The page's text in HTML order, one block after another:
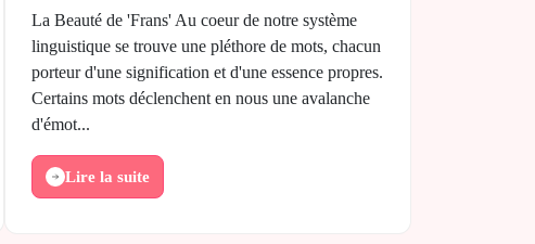
La Beauté de 'Frans' Au coeur de notre système
linguistique se trouve une pléthore de mots, chacun
porteur d'une signification et d'une essence propres.
Certains mots déclenchent en nous une avalanche
d'émot...
Lire la suite